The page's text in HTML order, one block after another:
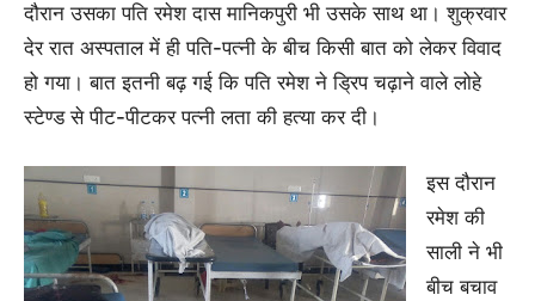
दौरान उसका पति रमेश दास मानिकपुरी भी उसके साथ था। शुक्रवार
देर रात अस्पताल में ही पति-पत्नी के बीच किसी बात को लेकर विवाद
हो गया। बात इतनी बढ़ गई कि पति रमेश ने ड्रिप चढ़ाने वाले लोहे
स्टेण्ड से पीट-पीटकर पत्नी लता की हत्या कर दी।
इस दौरान
रमेश की
साली ने भी
बीच बचाव